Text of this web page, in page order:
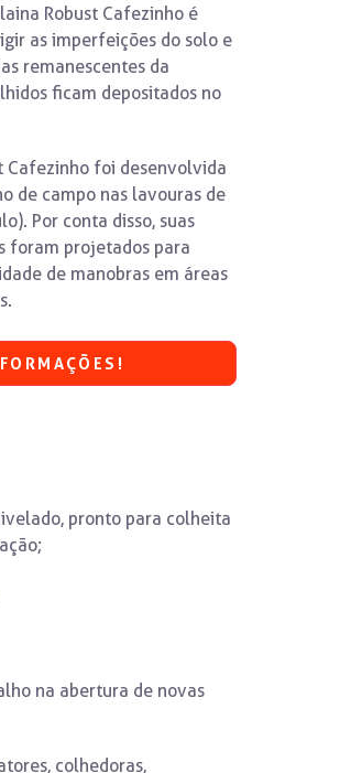
Robust Cafezinho é
as imperfeições do solo e
remanescentes da
ficam depositados no
Cafezinho foi desenvolvida
de campo nas lavouras de
Por conta disso, suas
foram projetados para
de manobras em áreas
pronto para colheita
na abertura de novas
colhedoras,